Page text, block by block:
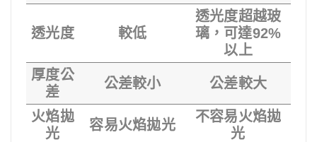
透光度 較低
透光度超越玻
璃，可達92%
以上
厚度公
差
公差較小 公差較大
火焰拋
光
容易火焰拋光
不容易火焰拋
光